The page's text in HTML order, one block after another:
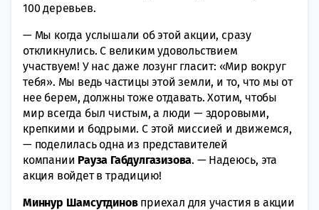
100 деревьев.
— Мы когда услышали об этой акции, сразу
откликнулись. С великим удовольствием
участвуем! У нас даже лозунг гласит: «Мир вокруг
тебя». Мы ведь частицы этой земли, и то, что мы от
нее берем, должны тоже отдавать. Хотим, чтобы
мир всегда был чистым, а люди — здоровыми,
крепкими и бодрыми. С этой миссией и движемся,
— поделилась одна из представителей
компании Рауза Габдулгазизова. — Надеюсь, эта
акция войдет в традицию!
Миннур Шамсутдинов приехал для участия в акции